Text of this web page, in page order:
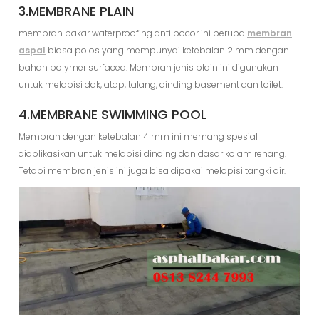
3.MEMBRANE PLAIN
membran bakar waterproofing anti bocor ini berupa membran
aspal biasa polos yang mempunyai ketebalan 2 mm dengan
bahan polymer surfaced. Membran jenis plain ini digunakan
untuk melapisi dak, atap, talang, dinding basement dan toilet.
4.MEMBRANE SWIMMING POOL
Membran dengan ketebalan 4 mm ini memang spesial
diaplikasikan untuk melapisi dinding dan dasar kolam renang.
Tetapi membran jenis ini juga bisa dipakai melapisi tangki air.